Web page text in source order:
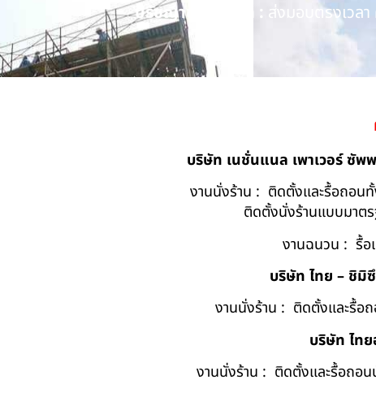
ปรัชญาของบริษัท : ส่งมอบตรงเวล
บริษัท เนชั่นแนล เพาเวอร์ ซั
งานนั่งร้าน : ติดตั้งและรื้อถอน
ติดตั้งนั่งร้านแบบมาต
งานฉนวน : รื้อ
บริษัท ไทย – ชิมิ
งานนั่งร้าน : ติดตั้งและรื้อ
บริษัท ไท
งานนั่งร้าน : ติดตั้งและรื้อถอน